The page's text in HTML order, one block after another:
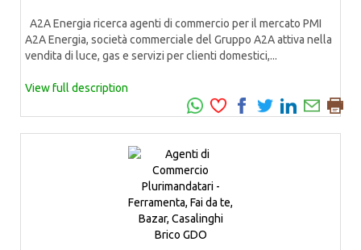
A2A Energia ricerca agenti di commercio per il mercato PMI
A2A Energia, società commerciale del Gruppo A2A attiva nella
vendita di luce, gas e servizi per clienti domestici,...
View full description